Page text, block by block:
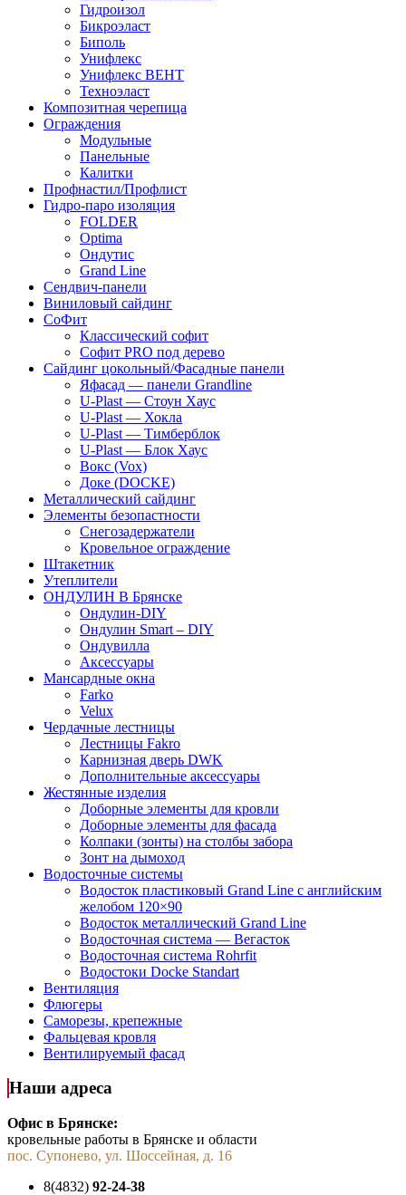
Гидроизол
Бикроэласт
Биполь
Унифлекс
Унифлекс ВЕНТ
Техноэласт
Композитная черепица
Ограждения
Модульные
Панельные
Калитки
Профнастил/Профлист
Гидро-паро изоляция
FOLDER
Optima
Ондутис
Grand Line
Сендвич-панели
Виниловый сайдинг
СоФит
Классический софит
Софит PRO под дерево
Сайдинг цокольный/Фасадные панели
Яфасад — панели Grandline
U-Plast — Стоун Хаус
U-Plast — Хокла
U-Plast — Тимберблок
U-Plast — Блок Хаус
Вокс (Vox)
Доке (DOCKE)
Металлический сайдинг
Элементы безопастности
Снегозадержатели
Кровельное ограждение
Штакетник
Утеплители
ОНДУЛИН В Брянске
Ондулин-DIY
Ондулин Smart – DIY
Ондувилла
Аксессуары
Мансардные окна
Farko
Velux
Чердачные лестницы
Лестницы Fakro
Карнизная дверь DWK
Дополнительные аксессуары
Жестянные изделия
Доборные элементы для кровли
Доборные элементы для фасада
Колпаки (зонты) на столбы забора
Зонт на дымоход
Водосточные системы
Водосток пластиковый Grand Line с английским
желобом 120×90
Водосток металлический Grand Line
Водосточная система — Вегасток
Водосточная система Rohrfit
Водостоки Docke Standart
Вентиляция
Флюгеры
Саморезы, крепежные
Фальцевая кровля
Вентилируемый фасад
Наши адреса
Офис в Брянске:
кровельные работы в Брянске и области
пос. Супонево, ул. Шоссейная, д. 16
8(4832) 92-24-38